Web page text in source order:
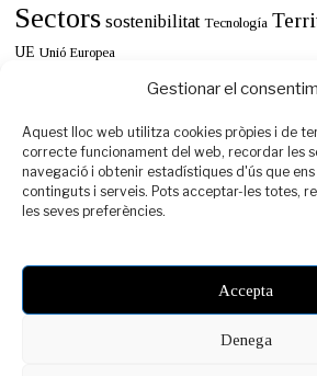
Gestionar el
Aquest lloc web utilitza cookies pròpies i de
correcte funcionament del web, recordar les
navegació i obtenir estadístiques d'ús que
continguts i serveis. Pots acceptar-les totes,
les seves preferències.
Accepta
Denega
Sectors sostenibilitat Tecnología
UE Unió Europea